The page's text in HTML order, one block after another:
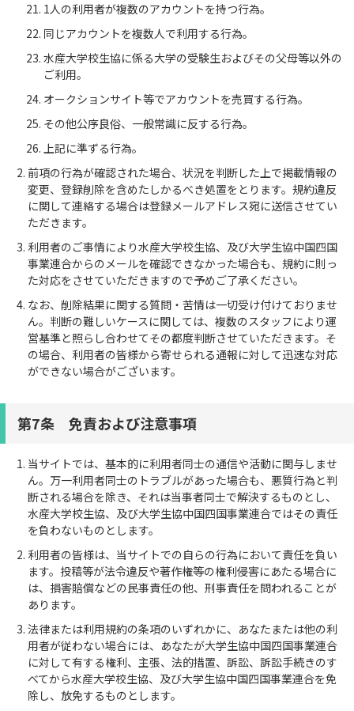
1人の利用者が複数のアカウントを持つ行為。
同じアカウントを複数人で利用する行為。
水産大学校生協に係る大学の受験生およびその父母等以外の
ご利用。
オークションサイト等でアカウントを売買する行為。
その他公序良俗、一般常識に反する行為。
上記に準ずる行為。
前項の行為が確認された場合、状況を判断した上で掲載情報の
変更、登録削除を含めたしかるべき処置をとります。規約違反
に関して連絡する場合は登録メールアドレス宛に送信させてい
ただきます。
利用者のご事情により水産大学校生協、及び大学生協中国四国
事業連合からのメールを確認できなかった場合も、規約に則っ
た対応をさせていただきますので予めご了承ください。
なお、削除結果に関する質問・苦情は一切受け付けておりませ
ん。判断の難しいケースに関しては、複数のスタッフにより運
営基準と照らし合わせてその都度判断させていただきます。そ
の場合、利用者の皆様から寄せられる通報に対して迅速な対応
ができない場合がございます。
第7条 免責および注意事項
当サイトでは、基本的に利用者同士の通信や活動に関与しませ
ん。万一利用者同士のトラブルがあった場合も、悪質行為と判
断される場合を除き、それは当事者同士で解決するものとし、
水産大学校生協、及び大学生協中国四国事業連合ではその責任
を負わないものとします。
利用者の皆様は、当サイトでの自らの行為において責任を負い
ます。投稿等が法令違反や著作権等の権利侵害にあたる場合に
は、損害賠償などの民事責任の他、刑事責任を問われることが
あります。
法律または利用規約の条項のいずれかに、あなたまたは他の利
用者が従わない場合には、あなたが大学生協中国四国事業連合
に対して有する権利、主張、法的措置、訴訟、訴訟手続きのす
べてから水産大学校生協、及び大学生協中国四国事業連合を免
除し、放免するものとします。